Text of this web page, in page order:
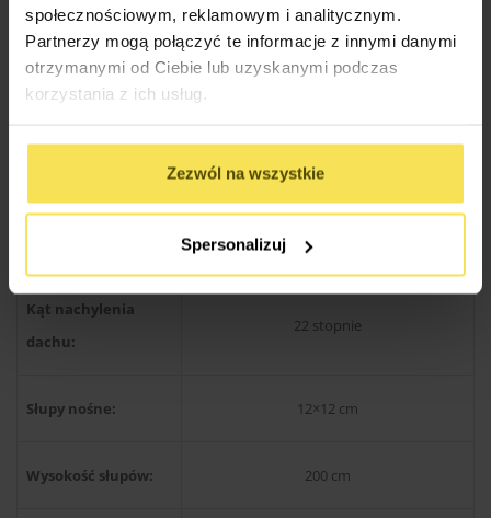
społecznościowym, reklamowym i analitycznym.
Partnerzy mogą połączyć te informacje z innymi danymi
otrzymanymi od Ciebie lub uzyskanymi podczas
korzystania z ich usług.
Zezwól na wszystkie
Spersonalizuj
Rodzaj materiału:
Drewno produkcji skandynawskiej
świerkowe / sosnowe
Konstrukcja dachu: Kantówka 38×89 mm
Wysokość w
Kąt nachylenia
dachu:
22 stopnie
Słupy nośne: 12×12 cm
Wysokość słupów: 200 cm